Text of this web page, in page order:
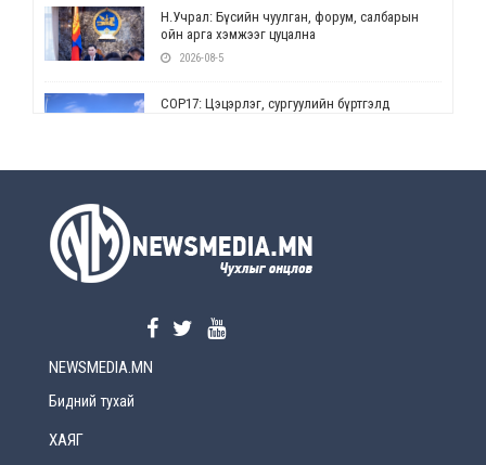
Н.Учрал: Бүсийн чуулган, форум, салбарын
ойн арга хэмжээг цуцална
2026-08-5
СОР17: Цэцэрлэг, сургуулийн бүртгэлд
2026-08-5
2026-08-5
NEWSMEDIA.MN
Бидний тухай
ХАЯГ